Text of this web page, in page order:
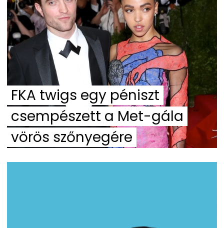
FKA twigs egy péniszt
csempészett a Met-gála
vörös szőnyegére